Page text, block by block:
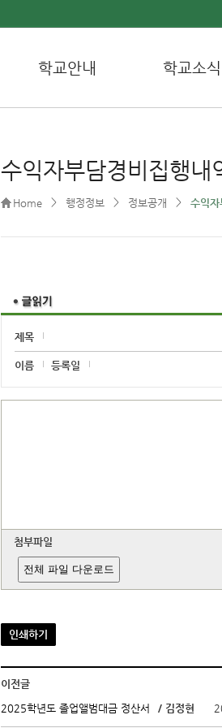
학교안내 학교소식
수익자부담경비집행내
Home > 행정정보 > 정보공개 > 수익자
제목
이름 등록일
첨부파일
전체 파일 다운로드
인쇄하기
이전글
2025학년도 졸업앨범대금 정산서 / 김정현